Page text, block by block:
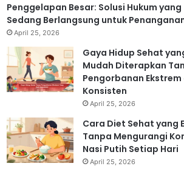
Penggelapan Besar: Solusi Hukum yang
Sedang Berlangsung untuk
April 25, 2026
Gaya Hidup Sehat
Mudah Diterapkan
Pengorbanan Ekstrem
Konsisten
April 25, 2026
Cara Diet Sehat yang
Tanpa Mengurangi
Nasi Putih Setiap Hari
April 25, 2026